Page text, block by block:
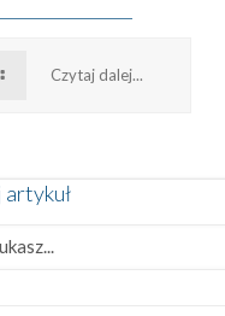
Czytaj dalej...